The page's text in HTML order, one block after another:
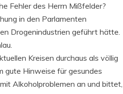
Fehler des Herrn Mißfelder?
in den Parlamenten
Drogenindustrien geführt hätte.
Kreisen durchaus als völlig
gute Hinweise für gesundes
Alkoholproblemen an und bittet,